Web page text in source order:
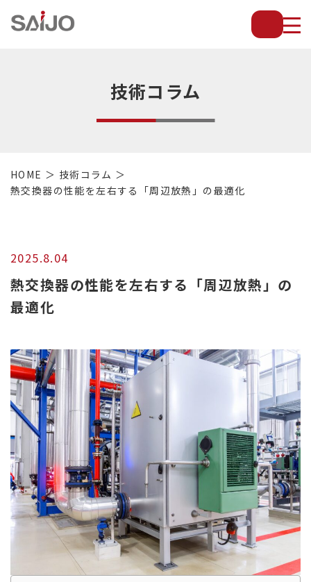
薄
放
熱
設
備
等
の
換
効
率
向
上
技術コラム
HOME
技術コラム
熱交換器の性能を左右する「周辺放熱」の最適化
熱交換器の性能を左右する「周辺放熱」の
最適化
2025.8.04